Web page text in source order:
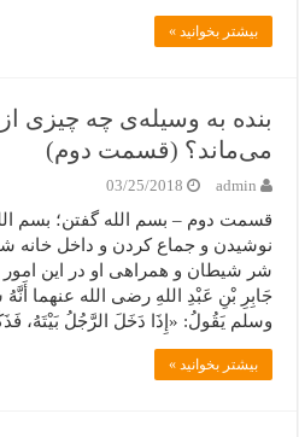
بیشتر بخوانید »
بنده به وسیله‌ی چه چیزی
می‌ماند؟ (قسمت دوم)
admin
03/25/2018
قسمت دوم – بسم الله گفتن؛ بسم
نوشیدن و جماع کردن و داخل خانه
شر شیطان و همراهی او در این
جَابِرِ بْنِ عَبْدِ اللهِ رضی الله عنهما
وسلم یَقُولُ: «إِذَا دَخَلَ الرَّجُلُ بَیْتَهُ،
بیشتر بخوانید »